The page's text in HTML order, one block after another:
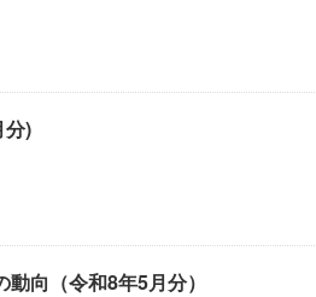
分)
向（令和8年5月分）